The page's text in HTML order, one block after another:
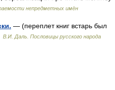
непредметных имён
— (переплет книг встарь был
В.И. Даль. Пословицы русского народа